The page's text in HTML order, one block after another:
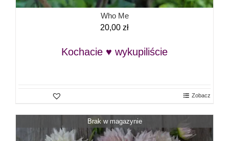
Who Me
20,00 zł
Kochacie ♥ wykupiliście
Zobacz
Brak w magazynie